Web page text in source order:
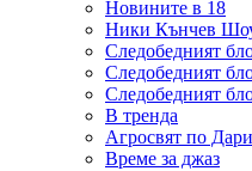
Новините в 18
Ники Кънчев
Следобедният
Следобедният
Следобедният
В тренда
Агросвят по
Време за джаз